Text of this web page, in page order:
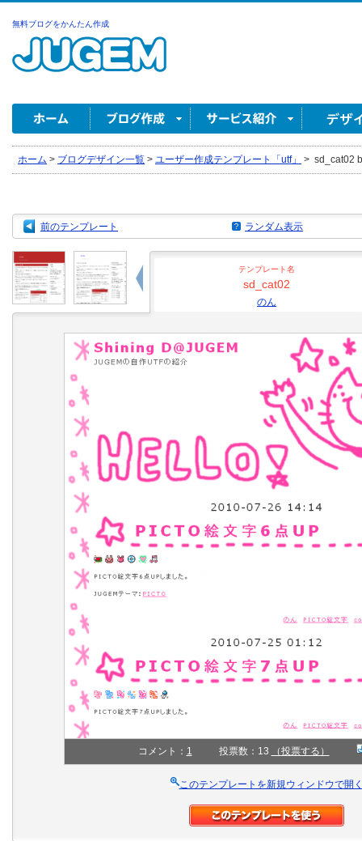
無料ブログをかんたん作成
ホーム > ブログデザイン一覧 > ユーザー作成テンプレート「utf」 > sd_cat02
前のテンプレート ランダム表示
テンプレート名
sd_cat02
のん
コメント： 1 投票数：13 （投票する）
このテンプレートを新規ウィンドウで開